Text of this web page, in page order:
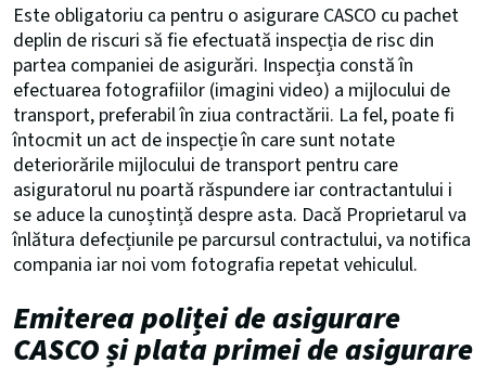
Este obligatoriu ca pentru o asigurare CASCO cu pachet
deplin de riscuri să fie efectuată inspecția de risc din
partea companiei de asigurări. Inspecția constă în
efectuarea fotografiilor (imagini video) a mijlocului de
transport, preferabil în ziua contractării. La fel, poate fi
întocmit un act de inspecție în care sunt notate
deteriorările mijlocului de transport pentru care
asiguratorul nu poartă răspundere iar contractantului i
se aduce la cunoștință despre asta. Dacă Proprietarul va
înlătura defecțiunile pe parcursul contractului, va notifica
compania iar noi vom fotografia repetat vehiculul.
Emiterea poliței de asigurare
CASCO și plata primei de asigurare